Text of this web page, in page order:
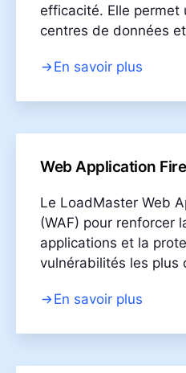
efficacité. Elle permet
centres de données
En savoir plus
Web Application
Le LoadMaster Web
(WAF) pour renforcer
applications et la
vulnérabilités les plus
En savoir plus